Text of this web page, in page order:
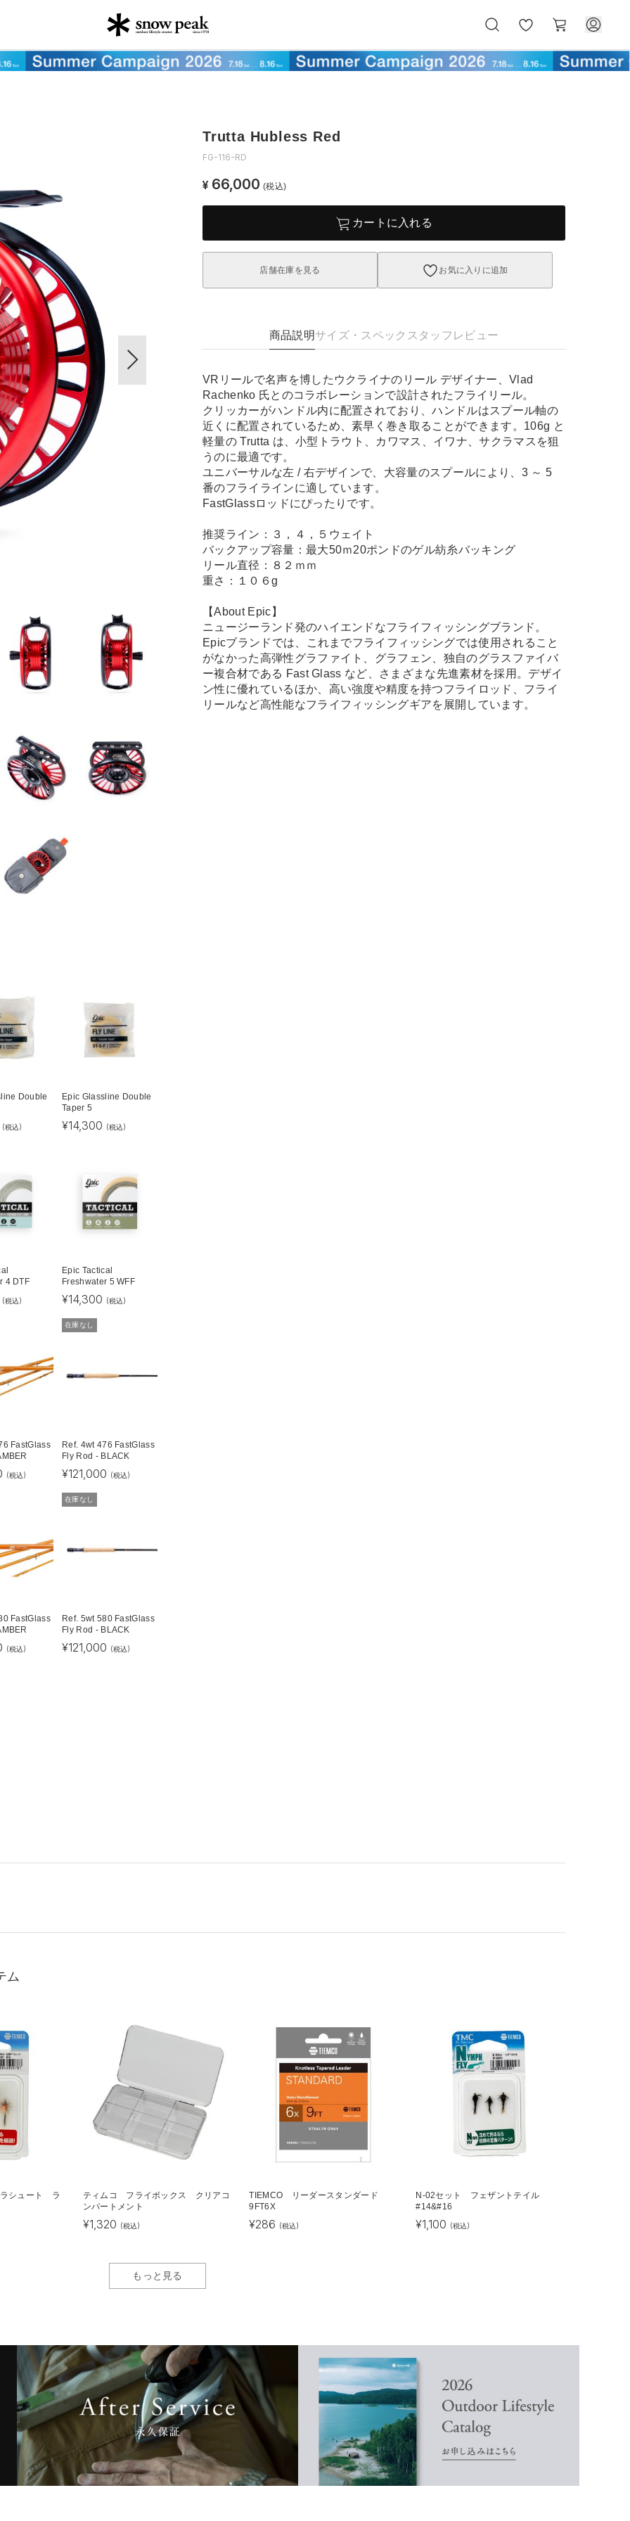
気
に
ー
ト
Trutta Hubless Red
FG-116-RD
¥ 66,000 (税込)
カートに入れる
店舗在庫を見る お気に入りに追加
商品説明サイズ・スペック スタッフレビュー
VRリールで名声を博したウクライナのリール デザイナー、Vlad
Rachenko 氏とのコラボレーションで設計されたフライリール。
クリッカーがハンドル内に配置されており、ハンドルはスプール軸の
近くに配置されているため、素早く巻き取ることができます。106g と
軽量の Trutta は、小型トラウト、カワマス、イワナ、サクラマスを狙
うのに最適です。
ユニバーサルな左 / 右デザインで、大容量のスプールにより、3 ～ 5
番のフライラインに適しています。
FastGlassロッドにぴったりです。
推奨ライン：３，４，５ウェイト
バックアップ容量：最大50ｍ20ポンドのゲル紡糸バッキング
リール直径：８２ｍｍ
重さ：１０６g
【About Epic】
ニュージーランド発のハイエンドなフライフィッシングブランド。
Epicブランドでは、これまでフライフィッシングでは使用されること
がなかった高弾性グラファイト、グラフェン、独自のグラスファイバ
ー複合材である Fast Glass など、さまざまな先進素材を採用。デザイ
ン性に優れているほか、高い強度や精度を持つフライロッド、フライ
リールなど高性能なフライフィッシングギアを展開しています。
Double
(税込)
Epic Glassline Double
Taper 5
¥14,300 (税込)
4 DTF
(税込)
Epic Tactical
Freshwater 5 WFF
¥14,300 (税込)
FastGlass
(税込)
在庫なし
Ref. 4wt 476 FastGlass
Fly Rod - BLACK
¥121,000 (税込)
FastGlass
(税込)
在庫なし
Ref. 5wt 580 FastGlass
Fly Rod - BLACK
¥121,000 (税込)
ム
シュート ラ
ティムコ フライボックス クリアコ
ンパートメント
¥1,320 (税込)
TIEMCO リーダースタンダード
9FT6X
¥286 (税込)
N-02セット フェザントテイル
#14&#16
¥1,100 (税込)
もっと見る